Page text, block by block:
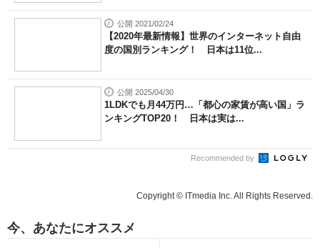
公開 2021/02/24
【2020年最新情報】世界のインターネット自由
度の国別ランキング！ 日本は11位...
公開 2025/04/30
1LDKでも月44万円…「都心の家賃が高い国」ラ
ンキングTOP20！ 日本は実は...
Recommended by
Copyright © ITmedia Inc. All Rights Reserved.
今、あなたにオススメ